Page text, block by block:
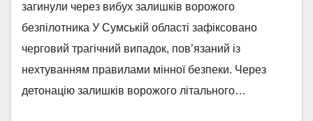
загинули через вибух залишків ворожого
безпілотника У Сумській області зафіксовано
черговий трагічний випадок, пов’язаний із
нехтуванням правилами мінної безпеки. Через
детонацію залишків ворожого літального…